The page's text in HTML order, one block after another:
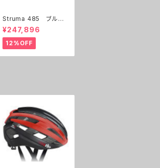
Struma 485 ブルー/
メッキ レッドライン
展示フレーム
¥247,896
12%OFF